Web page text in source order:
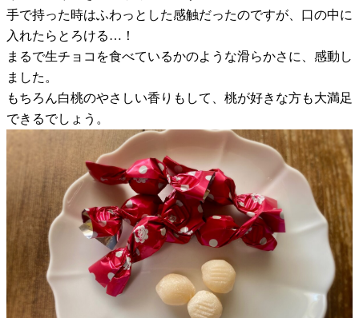
手で持った時はふわっとした感触だったのですが、口の中に
入れたらとろける…！
まるで生チョコを食べているかのような滑らかさに、感動し
ました。
もちろん白桃のやさしい香りもして、桃が好きな方も大満足
できるでしょう。